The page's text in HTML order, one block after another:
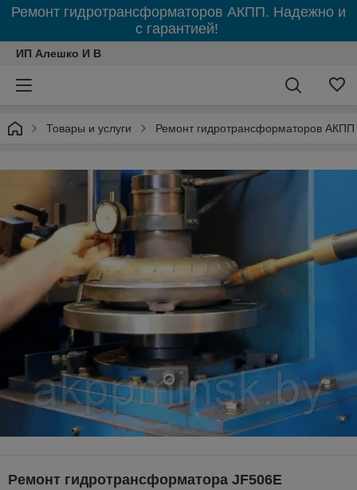
Ремонт гидротрансформаторов АКПП. Надежно и
с гарантией!
ИП Алешко И В
Товары и услуги Ремонт гидротрансформаторов АКПП
Ремонт гидротрансформатора JF506E